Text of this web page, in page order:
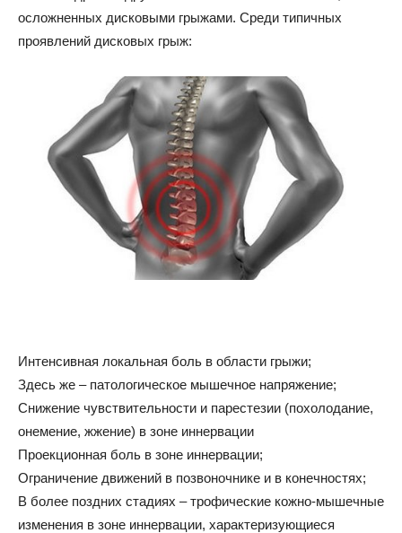
осложненных дисковыми грыжами. Среди типичных
проявлений дисковых грыж:
Интенсивная локальная боль в области грыжи;
Здесь же – патологическое мышечное напряжение;
Снижение чувствительности и парестезии (похолодание,
онемение, жжение) в зоне иннервации
Проекционная боль в зоне иннервации;
Ограничение движений в позвоночнике и в конечностях;
В более поздних стадиях – трофические кожно-мышечные
изменения в зоне иннервации, характеризующиеся